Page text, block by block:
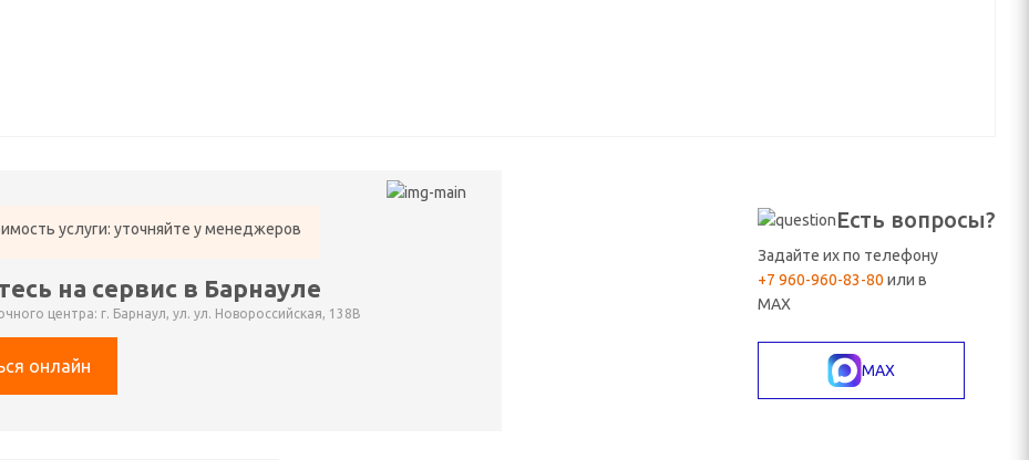
услуги: уточняйте у менеджеров
на сервис в Барнауле
центра: г. Барнаул, ул. ул. Новороссийская, 138В
онлайн
Есть вопросы?
Задайте их по телефону
+7 960-960-83-80 или в
MAX
MAX